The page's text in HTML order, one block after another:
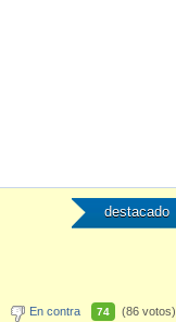
destacado
En contra 74 (86 votos)